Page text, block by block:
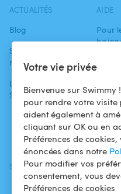
Votre vie privée
Bienvenue sur Swimmy
pour rendre votre visite
aident également à
cliquant sur OK ou en
Préférences de
énoncées dans notre
Pour modifier vos
consentement, vous
Préférences de cookies
ACTUALITÉS
Blog
Swimmy dans les
médias
L'aventure
Swimmy
AIDE
Pour
Louer
SUIVEZ-NOUS
Facebook